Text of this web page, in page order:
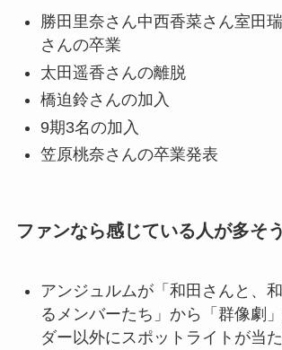
勝田里奈さん中西香菜さん室田
さんの卒業
太田遥香さんの離脱
橋迫鈴さんの加入
9期3名の加入
笠原桃奈さんの卒業発表
ファンなら感じている人が多そ
アンジュルムが「和田さんと、
るメンバーたち」から「群像劇
ダー以外にスポットライトが当